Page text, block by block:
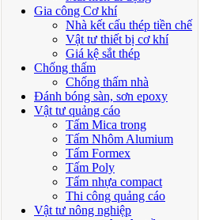
Gia công Cơ khí
Nhà kết cấu thép tiền chế
Vật tư thiết bị cơ khí
Giá kệ sắt thép
Chống thấm
Chống thấm nhà
Đánh bóng sàn, sơn epoxy
Vật tư quảng cáo
Tấm Mica trong
Tấm Nhôm Alumium
Tấm Formex
Tấm Poly
Tấm nhựa compact
Thi công quảng cáo
Vật tư nông nghiệp